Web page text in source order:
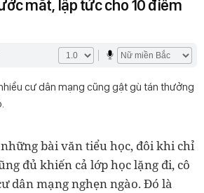
mắt, lập tức cho 10 điểm
cư dân mạng cũng gật gù tán thưởng
bài văn tiểu học, đôi khi chỉ
đủ khiến cả lớp học lặng đi, cô
dân mạng nghẹn ngào. Đó là